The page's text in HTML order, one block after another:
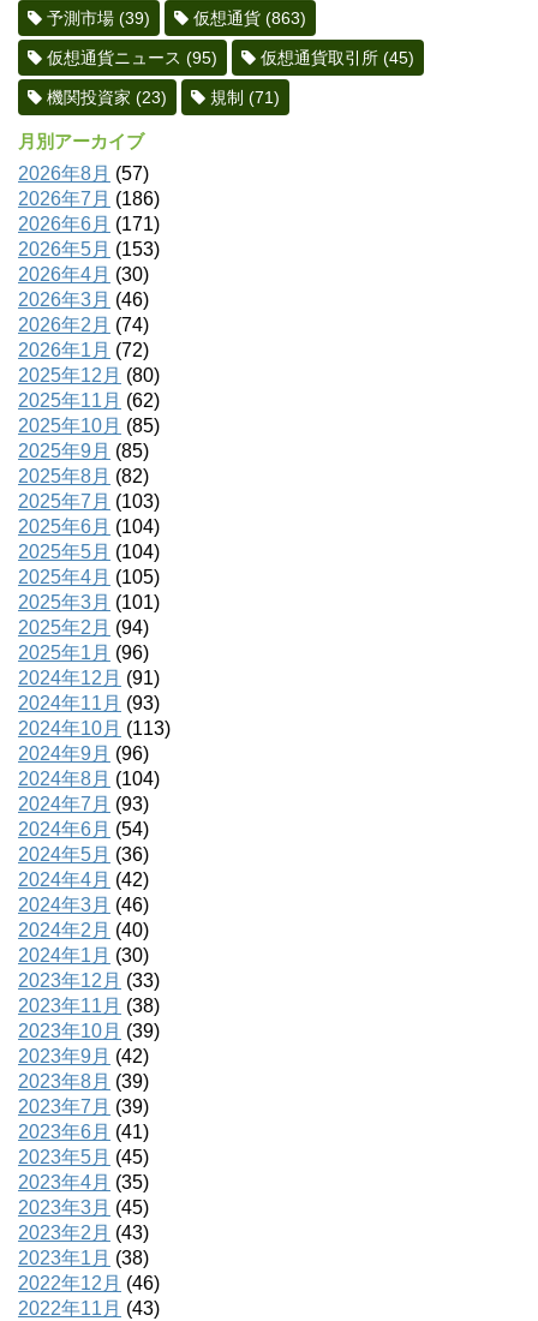
予測市場 (39) 仮想通貨 (863)
仮想通貨ニュース (95) 仮想通貨取引所 (45)
機関投資家 (23) 規制 (71)
月別アーカイブ
2026年8月 (57)
2026年7月 (186)
2026年6月 (171)
2026年5月 (153)
2026年4月 (30)
2026年3月 (46)
2026年2月 (74)
2026年1月 (72)
2025年12月 (80)
2025年11月 (62)
2025年10月 (85)
2025年9月 (85)
2025年8月 (82)
2025年7月 (103)
2025年6月 (104)
2025年5月 (104)
2025年4月 (105)
2025年3月 (101)
2025年2月 (94)
2025年1月 (96)
2024年12月 (91)
2024年11月 (93)
2024年10月 (113)
2024年9月 (96)
2024年8月 (104)
2024年7月 (93)
2024年6月 (54)
2024年5月 (36)
2024年4月 (42)
2024年3月 (46)
2024年2月 (40)
2024年1月 (30)
2023年12月 (33)
2023年11月 (38)
2023年10月 (39)
2023年9月 (42)
2023年8月 (39)
2023年7月 (39)
2023年6月 (41)
2023年5月 (45)
2023年4月 (35)
2023年3月 (45)
2023年2月 (43)
2023年1月 (38)
2022年12月 (46)
2022年11月 (43)